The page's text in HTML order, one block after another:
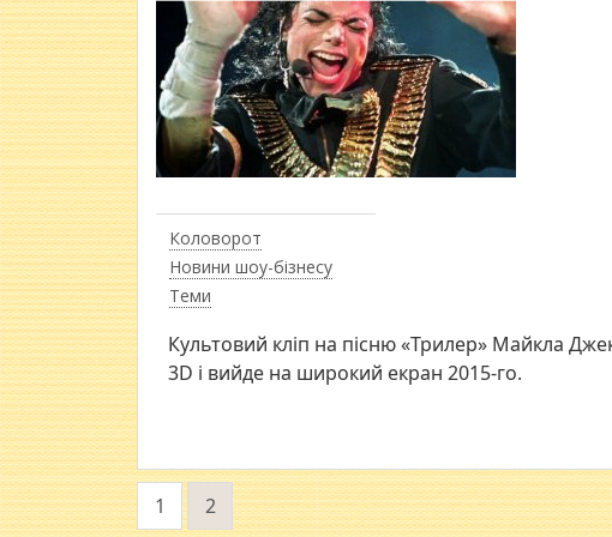
Коловорот
Новини шоу-бізнесу
Теми
Культовий кліп на пісню «Трилер» Майкла
3D і вийде на широкий екран 2015-го.
1 2